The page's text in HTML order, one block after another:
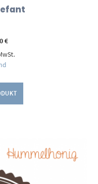
€Preisspanne:
bis